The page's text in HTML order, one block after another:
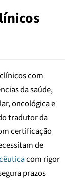
com
da saúde,
oncológica e
tradutor da
certificação
de
com rigor
prazos